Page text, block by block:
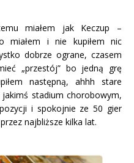
miałem jak Keczup –
miałem i nie kupiłem nic
dobrze ograne, czasem
„przestój” bo jedną grę
następną, ahhh stare
stadium chorobowym,
i spokojnie ze 50 gier
najbliższe kilka lat.